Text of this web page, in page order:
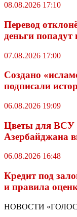
08.08.2026 17:10
Перевод
деньги
07.08.2026 17:00
Создано
подписали
06.08.2026 19:09
Цветы для ВСУ
Азербайджана
06.08.2026 16:48
Кредит под
и правила
НОВОСТИ